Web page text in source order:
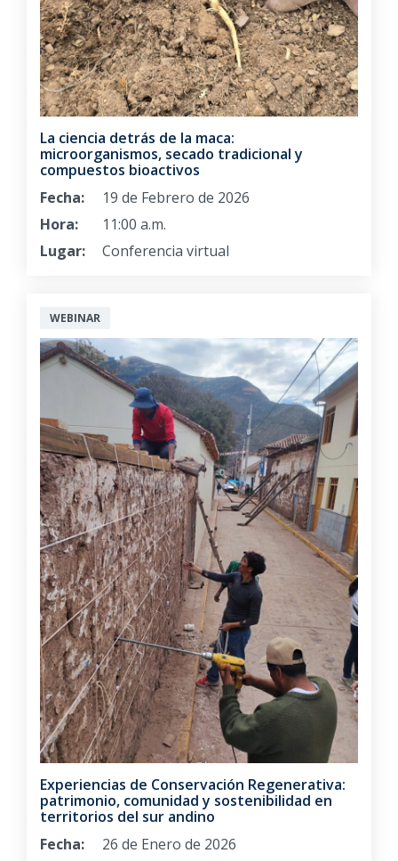
La ciencia detrás de la maca:
microorganismos, secado tradicional y
compuestos bioactivos
Fecha:
19 de Febrero de 2026
Hora:
11:00 a.m.
Lugar:
Conferencia virtual
WEBINAR
Experiencias de Conservación Regenerativa:
patrimonio, comunidad y sostenibilidad en
territorios del sur andino
Fecha:
26 de Enero de 2026